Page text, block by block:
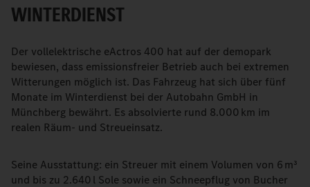
WINTERDIENST
Der vollelektrische eActros 400 hat auf der demopark
bewiesen, dass emissionsfreier Betrieb auch bei extremen
Witterungen möglich ist. Das Fahrzeug hat sich über fünf
Monate im Winterdienst bei der Autobahn GmbH in
Münchberg bewährt. Es absolvierte rund 8.000 km im
realen Räum- und Streueinsatz.
Seine Ausstattung: ein Streuer mit einem Volumen von 6 m³
und bis zu 2.640 l Sole sowie ein Schneepflug von Bucher